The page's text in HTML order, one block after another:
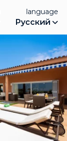
language
Русский